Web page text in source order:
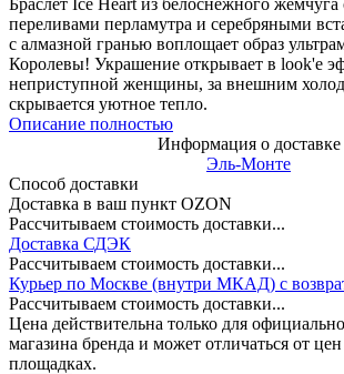
переливами перламутра и серебряными
с алмазной гранью воплощает образ
Королевы! Украшение открывает в look'е
неприступной женщины, за внешним
скрывается уютное тепло.
Описание полностью
Информация о доставке
Эль-Монте
Способ доставки
Доставка в ваш пункт OZON
Рассчитываем стоимость доставки...
Доставка СДЭК
Рассчитываем стоимость доставки...
Курьер по Москве (внутри МКАД) с
Рассчитываем стоимость доставки...
Цена действительна только для
магазина бренда и может отличаться от
площадках.